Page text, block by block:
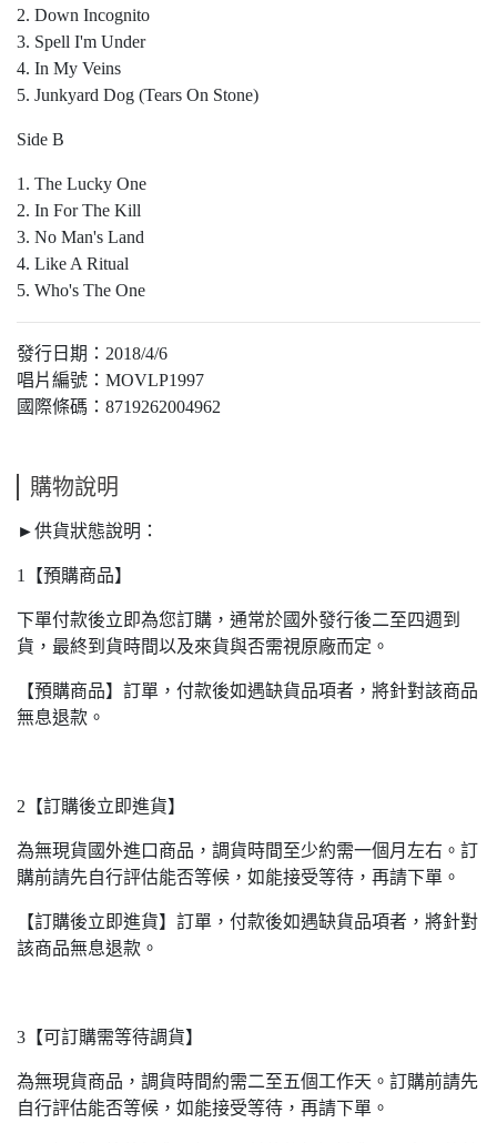
2. Down Incognito
3. Spell I'm Under
4. In My Veins
5. Junkyard Dog (Tears On Stone)
Side B
1. The Lucky One
2. In For The Kill
3. No Man's Land
4. Like A Ritual
5. Who's The One
發行日期：2018/4/6
唱片編號：MOVLP1997
國際條碼：8719262004962
購物說明
►供貨狀態說明：
1【預購商品】
下單付款後立即為您訂購，通常於國外發行後二至四週到
貨，最終到貨時間以及來貨與否需視原廠而定。
【預購商品】訂單，付款後如遇缺貨品項者，將針對該商品
無息退款。
2【訂購後立即進貨】
為無現貨國外進口商品，調貨時間至少約需一個月左右。訂
購前請先自行評估能否等候，如能接受等待，再請下單。
【訂購後立即進貨】訂單，付款後如遇缺貨品項者，將針對
該商品無息退款。
3【可訂購需等待調貨】
為無現貨商品，調貨時間約需二至五個工作天。訂購前請先
自行評估能否等候，如能接受等待，再請下單。